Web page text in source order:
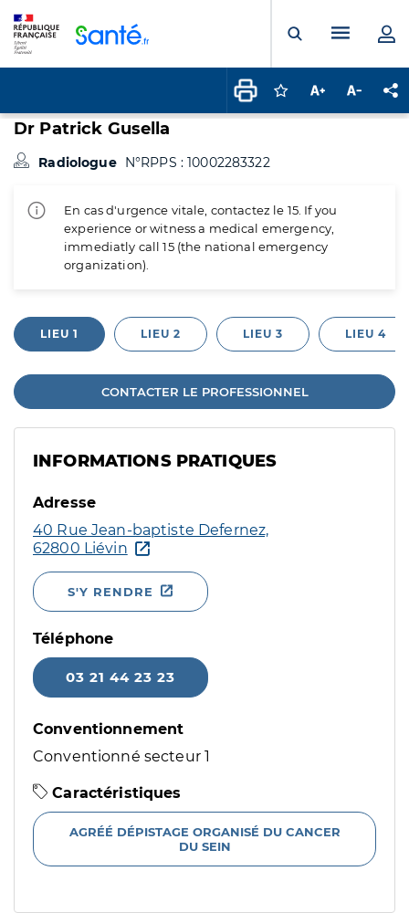
Ouvrir laMenu
Connectez-vous
Augmenter la
Dr Patrick Gusella
Radiologue N°RPPS : 10002283322
En cas d'urgence vitale, contactez le 15. If you
experience or witness a medical emergency,
immediatly call 15 (the national emergency
organization).
LIEU 1 LIEU 2 LIEU 3 LIEU 4
CONTACTER LE PROFESSIONNEL
INFORMATIONS PRATIQUES
Adresse
40 Rue Jean-baptiste Defernez,
62800 Liévin
S'Y RENDRE
Téléphone
03 21 44 23 23
Conventionnement
Conventionné secteur 1
Caractéristiques
AGRÉÉ DÉPISTAGE ORGANISÉ DU CANCER
DU SEIN